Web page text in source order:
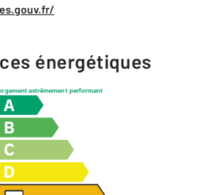
énergétiques
logement extrêmement performant